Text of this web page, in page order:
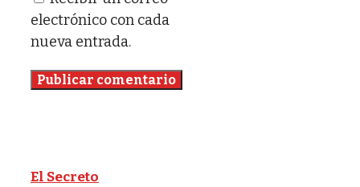
electrónico con cada
nueva entrada.
El Secreto